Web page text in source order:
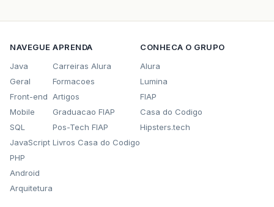
NAVEGUE
Java
Geral
Front-end
Mobile
SQL
JavaScript
PHP
Android
Arquitetura
APRENDA
Carreiras Alura
Formacoes
Artigos
Graduacao FIAP
Pos-Tech FIAP
Livros Casa do Codigo
CONHECA O GRUPO
Alura
Lumina
FIAP
Casa do Codigo
Hipsters.tech